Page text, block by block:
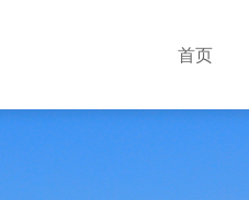
首页